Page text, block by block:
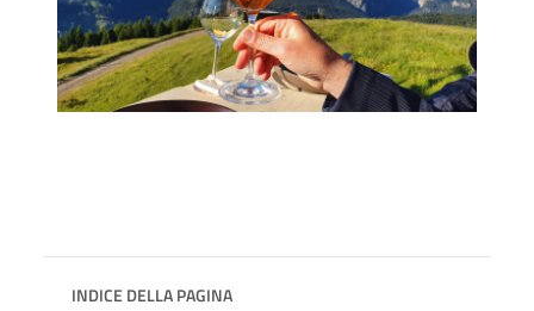
INDICE DELLA PAGINA